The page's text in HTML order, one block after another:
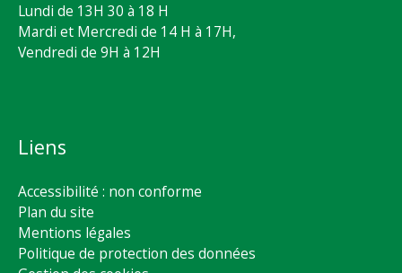
Lundi de 13H 30 à 18 H
Mardi et Mercredi de 14 H à 17H,
Vendredi de 9H à 12H
Liens
Accessibilité : non conforme
Plan du site
Mentions légales
Politique de protection des données